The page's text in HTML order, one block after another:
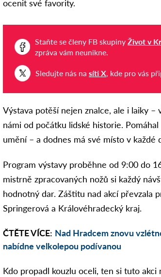
ocenit své favority.
Staňte se členy FB skupinyŽivot v
zpráva vám neunikne.
Sledujte nás nasíti X , kde pro vás
Výstava potěší nejen znalce, ale i laiky –
námi od počátku lidské historie.
umění – a dodnes má své místo v každé
Program výstavy proběhneod 9:00 do
mistrně zpracovaných nožů si každý
hodnotný dar. Záštitu nad akcí převzala
Springerová a Královéhradecký kraj.
ČTĚTE VÍCE: Nad Hradcem znovu
nabídne velkolepou podívanou
Kdo propadl kouzlu oceli, ten si tuto